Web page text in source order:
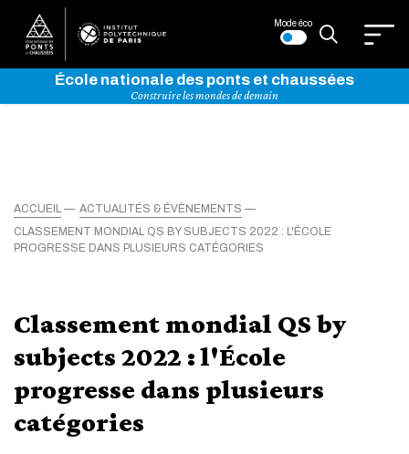
Mode éco
École nationale des ponts et chaussées
Construire les mondes de demain
ACCUEIL
ACTUALITÉS & ÉVÈNEMENTS
CLASSEMENT MONDIAL QS BY SUBJECTS 2022 : L'ÉCOLE
PROGRESSE DANS PLUSIEURS CATÉGORIES
Classement mondial QS by
subjects 2022 : l'École
progresse dans plusieurs
catégories